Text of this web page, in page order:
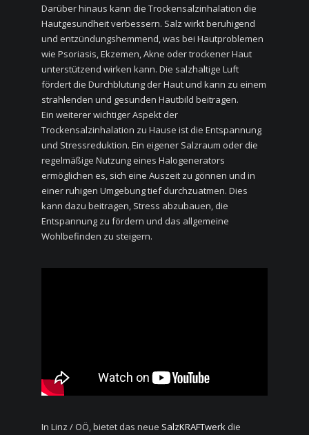
Darüber hinaus kann die Trockensalzinhalation die
Hautgesundheit verbessern. Salz wirkt beruhigend
und entzündungshemmend, was bei Hautproblemen
wie Psoriasis, Ekzemen, Akne oder trockener Haut
unterstützend wirken kann. Die salzhaltige Luft
fördert die Durchblutung der Haut und kann zu einem
strahlenden und gesunden Hautbild beitragen.
Ein weiterer wichtiger Aspekt der
Trockensalzinhalation zu Hause ist die Entspannung
und Stressreduktion. Ein eigener Salzraum oder die
regelmäßige Nutzung eines Halogenerators
ermöglichen es, sich eine Auszeit zu gönnen und in
einer ruhigen Umgebung tief durchzuatmen. Dies
kann dazu beitragen, Stress abzubauen, die
Entspannung zu fördern und das allgemeine
Wohlbefinden zu steigern.
In Linz / OÖ, bietet das neue SalzKRAFTwerk die